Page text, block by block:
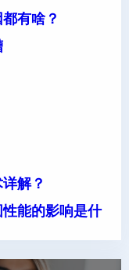
有啥？
解？
能的影响是什